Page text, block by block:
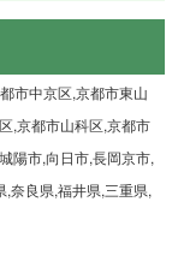
市中京区,京都市東山
,京都市山科区,京都市
陽市,向日市,長岡京市,
奈良県,福井県,三重県,